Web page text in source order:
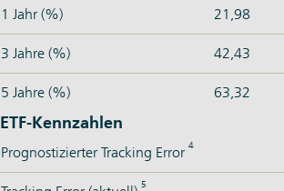
1 Jahr (%) 21,98
3 Jahre (%) 42,43
5 Jahre (%) 63,32
ETF-Kennzahlen
Prognostizierter Tracking Error 4
5